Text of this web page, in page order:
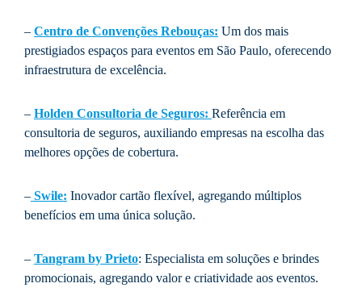
– Centro de Convenções Rebouças: Um dos mais
prestigiados espaços para eventos em São Paulo, oferecendo
infraestrutura de excelência.
– Holden Consultoria de Seguros: Referência em
consultoria de seguros, auxiliando empresas na escolha das
melhores opções de cobertura.
– Swile: Inovador cartão flexível, agregando múltiplos
benefícios em uma única solução.
– Tangram by Prieto: Especialista em soluções e brindes
promocionais, agregando valor e criatividade aos eventos.